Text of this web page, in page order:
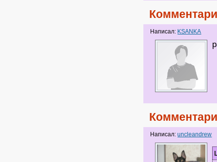
Написал: KSANKA
Написал:uncleandrew